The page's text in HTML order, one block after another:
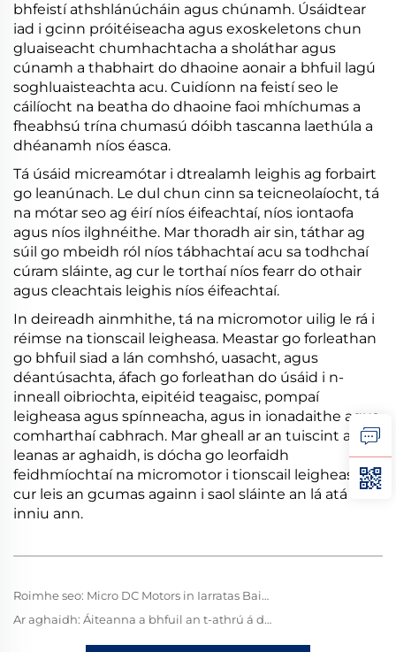
bhfeistí athshlánúcháin agus chúnamh. Úsáidtear
iad i gcinn próitéiseacha agus exoskeletons chun
gluaiseacht chumhachtacha a sholáthar agus
cúnamh a thabhairt do dhaoine aonair a bhfuil lagú
soghluaisteachta acu. Cuidíonn na feistí seo le
cáilíocht na beatha do dhaoine faoi mhíchumas a
fheabhsú trína chumasú dóibh tascanna laethúla a
dhéanamh níos éasca.
Tá úsáid micreamótar i dtrealamh leighis ag forbairt
go leanúnach. Le dul chun cinn sa teicneolaíocht, tá
na mótar seo ag éirí níos éifeachtaí, níos iontaofa
agus níos ilghnéithe. Mar thoradh air sin, táthar ag
súil go mbeidh ról níos tábhachtaí acu sa todhchaí
cúram sláinte, ag cur le torthaí níos fearr do othair
agus cleachtais leighis níos éifeachtaí.
In deireadh ainmhithe, tá na micromotor uilig le rá i
réimse na tionscail leigheasa. Meastar go forleathan
go bhfuil siad a lán comhshó, uasacht, agus
déantúsachta, áfach go forleathan do úsáid i n-
inneall oibriochta, eipitéid teagaisc, pompaí
leigheasa agus spínneacha, agus in ionadaithe agus
comharthaí cabhrach. Mar gheall ar an tuiscint a
leanas ar aghaidh, is dócha go leorfaidh
feidhmíochtaí na micromotor i tionscail leigheasa, le
cur leis an gcumas againn i saol sláinte an lá atá
inniu ann.
Roimhe seo: Micro DC Motors in Iarratas Baile Cliste
Ar aghaidh: Áiteanna a bhfuil an t-athrú á dhéanamh